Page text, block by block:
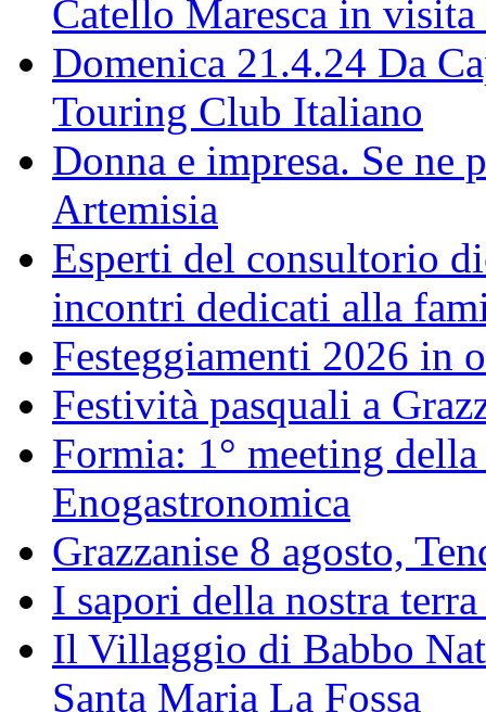
Catello Maresca in visita
Domenica 21.4.24 Da
Touring Club Italiano
Donna e impresa. Se ne
Artemisia
Esperti del consultorio
incontri dedicati alla
Festeggiamenti 2026 in
Festività pasquali a
Formia: 1° meeting
Enogastronomica
Grazzanise 8 agosto,
I sapori della nostra
Il Villaggio di Babbo
Santa Maria La Fossa